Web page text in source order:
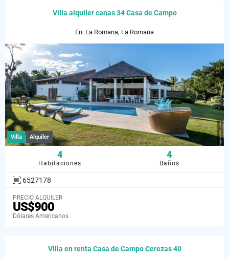
Villa alquiler canas 34 Casa de Campo
En: La Romana, La Romana
Villa Alquiler
4
Habitaciones
4
Baños
6527178
PRECIO ALQUILER
US$900
Dólares Americanos
Villa en renta Casa de Campo Cerezas 40